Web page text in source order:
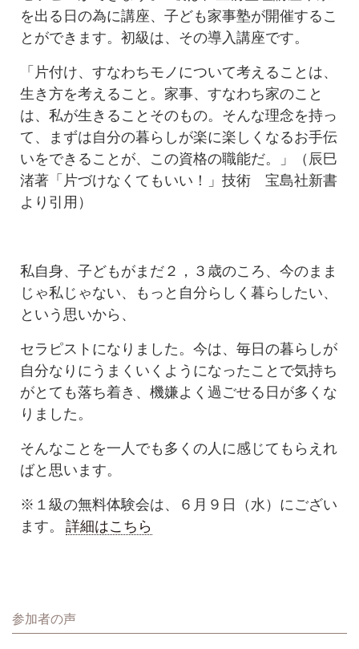
を出る日の為に講座、子ども家事塾が開催するこ
とができます。初級は、その導入講座です。
「片付け、すなわちモノについて考えることは、
生き方を考えること。家事、すなわち家のこと
は、私が生きることそのもの。そんな理念を持っ
て、まずは自分の暮らしが楽に楽しくなるお手伝
いをできることが、この資格の職能だ。」（辰巳
渚著「片づけなくてもいい！」技術 宝島社新書
より引用）
私自身、子どもがまだ２，３歳のころ、今のまま
じゃ私じゃない、もっと自分らしく暮らしたい、
という思いから、
セラピストになりました。今は、毎日の暮らしが
自分なりにうまくいくようになったことで気持ち
がとても落ち着き、機嫌よく過ごせる日が多くな
りました。
そんなことを一人でも多くの人に感じてもらえれ
ばと思います。
※１級の無料体験会は、６月９日（水）にござい
ます。
詳細はこちら
参加者の声